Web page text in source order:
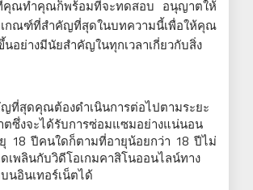
คุณทำคุณก็พร้อมที่จะทดสอบ อนุญาตให้
กณฑ์ที่สำคัญที่สุดในบทความนี้เพื่อให้คุณ
อย่างมีนัยสำคัญในทุกเวลาเกี่ยวกับสิ่ง
ที่สุดคุณต้องดำเนินการต่อไปตามระยะ
ตซึ่งจะได้รับการซ่อมแซมอย่างแน่นอน
ยุ 18 ปีคนใดก็ตามที่อายุน้อยกว่า 18 ปีไม่
เพลินกับวิดีโอเกมคาสิโนออนไลน์ทาง
นอินเทอร์เน็ตได้